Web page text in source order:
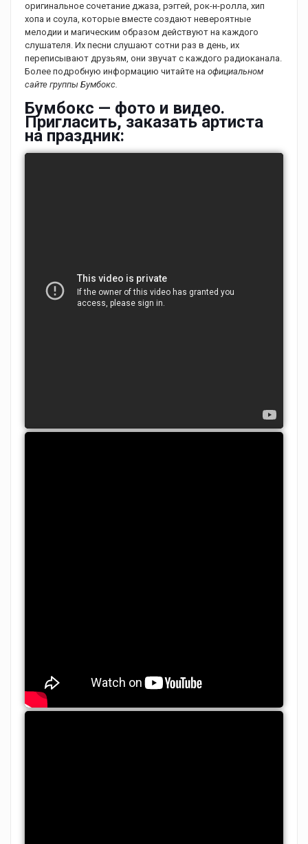
оригинальное сочетание джаза, рэггей, рок-н-ролла, хип
хопа и соула, которые вместе создают невероятные
мелодии и магическим образом действуют на каждого
слушателя. Их песни слушают сотни раз в день, их
переписывают друзьям, они звучат с каждого радиоканала.
Более подробную информацию читайте на официальном
сайте группы Бумбокс.
Бумбокс — фото и видео.
Пригласить, заказать артиста
на праздник: